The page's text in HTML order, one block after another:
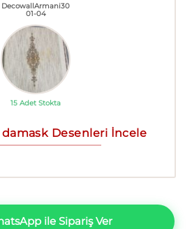
DecowallArmani30
01-04
15 Adet Stokta
Desenleri İncele
ile Sipariş Ver